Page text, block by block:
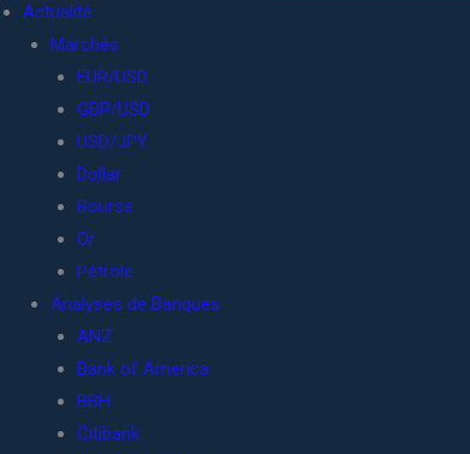
Actualité
Marchés
EUR/USD
GBP/USD
USD/JPY
Dollar
Bourse
Or
Pétrole
Analyses de Banques
ANZ
Bank of America
BBH
Citibank